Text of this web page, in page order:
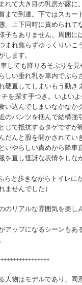
れて大き目の乳房が露に
まで到達。下ではスカー
。上下同時に責められて
子もありません。周囲に
まれ焦らずゆっくりいこ
します。
車しても降りるそぶりを
しい垂れ乳を車内でぶら
硬直してしまいもう動き
チを探す手つき。いよい
い込んでしまいなかなか
のパンツを掴んで結構強
じて抵抗するタゲですが
だんと股を開かされてい
いやらしい責めから降車
を直し怪訝な表情をしな
らと歩きながらトイレに
ませんでした）
のリアルな雰囲気を楽し
アップになるシーンもあ
人物はモデルであり、同